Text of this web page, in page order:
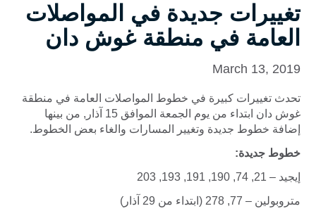
تغييرات جديدة في المواصلات
العامة في منطقة غوش دان
March 13, 2019
تحدث تغييرات كبيرة في خطوط المواصلات العامة في منطقة
غوش دان ابتداء من يوم الجمعة الموافق 15 آذار, من بينها
إضافة خطوط جديدة وتغيير المسارات والغاء بعض الخطوط.
خطوط جديدة:
إيجيد – 21, 74, 190, 191, 193, 203
متروبولين – 77, 278 (ابتداء من 29 آذار)